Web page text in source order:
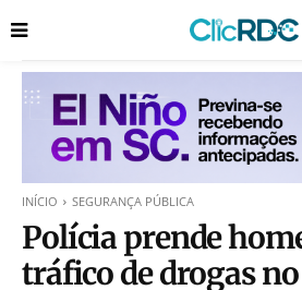
INÍCIO SEGURANÇA PÚBLICA
Polícia prende
tráfico de drogas no